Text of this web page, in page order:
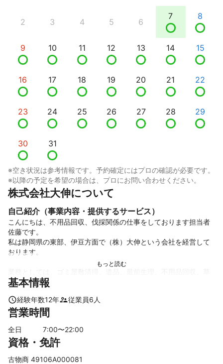
2 3 4 5 6
7 8
9 10 11 12 13 14 15
16 17 18 19 20 21 22
23 24 25 26 27 28 29
30 31
※空き状況は参考情報です。予約確定にはプロの確認が必要です。
※以降の予定を希望の場合は、プロにお問い合わせください。
株式会社大伸について
自己紹介（事業内容・提供するサービス）
こんにちは、不用品回収、伐採関係の仕事をしております担当者
佐藤です。
私は静岡県の東部、伊豆方面で（株）大伸という会社を経営して
おります。
刈り、伐採作業をメインで行っております。
お客様に喜ばれる事を意識、心掛けております。
作業前に事前打ち合わせを行った上で作業に入りますのでご安心
急な依頼もお客様にお応えできるよう対応しております。
基本情報
経験年数12年 従業員6 人
営業時間
全日 7:00〜22:00
資格・免許
古物商 49106A000081